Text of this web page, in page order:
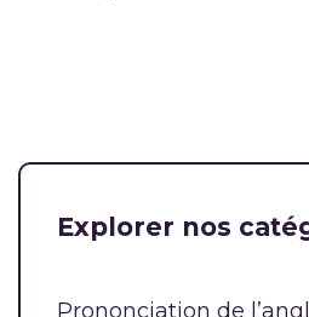
Explorer nos
Prononciation de